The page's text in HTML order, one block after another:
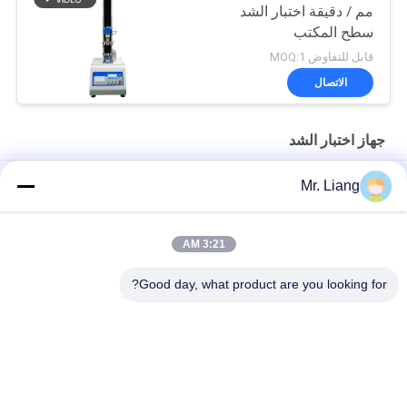
مم / دقيقة اختبار الشد
سطح المكتب
قابل للتفاوض MOQ:1
الاتصال
جهاز اختبار الشد
عالية ومنخفضة درجة حرارة الشد آلة اختبار مع برمجة
جهاز اختبار الشد التلقائي بالكمبيوتر المؤازر العالمي اختبار قوة المعدات
Mr. Liang
3:21 AM
Good day, what product are you looking for?